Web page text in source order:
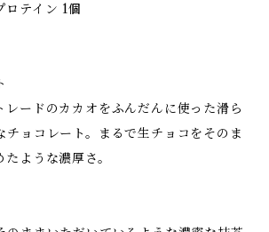
ロテイン 1個
レードのカカオをふんだんに使った滑ら
チョコレート。まるで生チョコをそのま
ような濃厚さ。